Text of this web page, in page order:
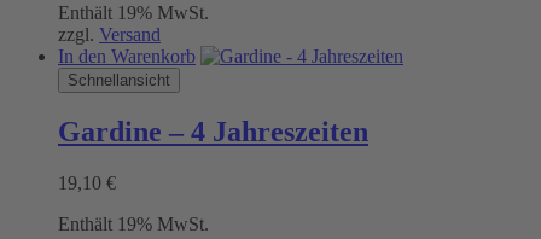
Enthält 19% MwSt.
zzgl. Versand
In den Warenkorb
Schnellansicht
Gardine – 4 Jahreszeiten
19,10 €
Enthält 19% MwSt.